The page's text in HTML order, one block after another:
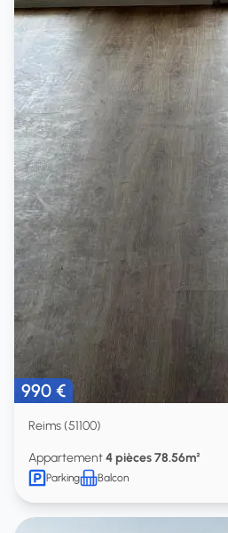
990 €
Reims (51100)
Appartement4 pièces 78.56m²
Parking Balcon